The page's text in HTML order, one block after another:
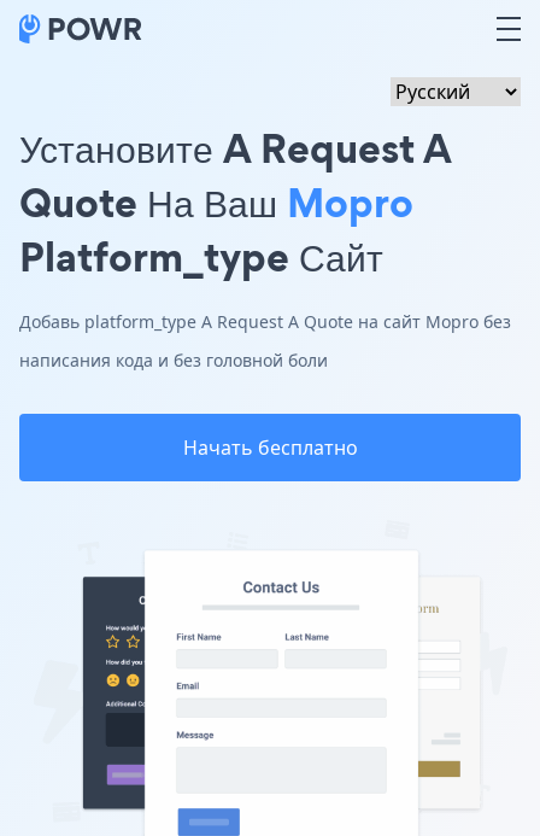
Установите A Request A
Quote На Ваш Mopro
Platform_type Сайт
Добавь platform_type A Request A Quote на сайт Mopro без
написания кода и без головной боли
Начать бесплатно